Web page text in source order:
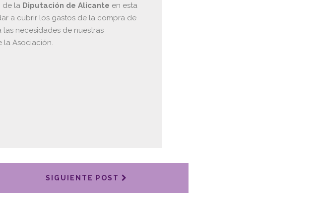
de la Diputación de Alicante en esta
a cubrir los gastos de la compra de
necesidades de nuestras
la Asociación.
SIGUIENTE POST